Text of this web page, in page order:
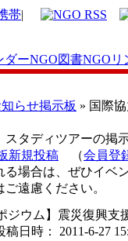
帯|
ダーNGO図書NGOリ
らせ掲示板 » 国際
スタディツアーの
新規投稿 （会員登
る場合は、ぜひイベ
遠慮ください。
ジウム】震災復興支
稿日時： 2011-6-27